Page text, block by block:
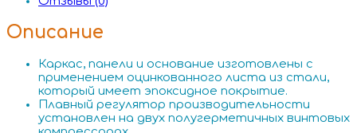
Описание
Каркас, панели и основание изготовлены с
применением оцинкованного листа из стали,
который имеет эпоксидное покрытие.
Плавный регулятор производительности
установлен на двух полугерметичных винтовых